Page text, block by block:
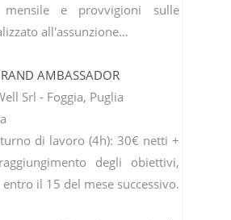
e provvigioni sulle
all'assunzione…
AMBASSADOR
Srl - Foggia, Puglia
di lavoro (4h): 30€ netti +
degli obiettivi,
il 15 del mese successivo.